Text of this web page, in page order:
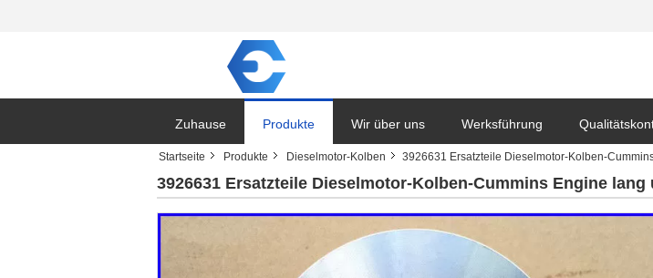
Zuhause Produkte Wir über uns Werksführung
Startseite Produkte Dieselmotor-Kolben 3926631 Ersatzteile Dieselmotor-Kolben-
3926631 Ersatzteile Dieselmotor-Kolben-Cummins Engine